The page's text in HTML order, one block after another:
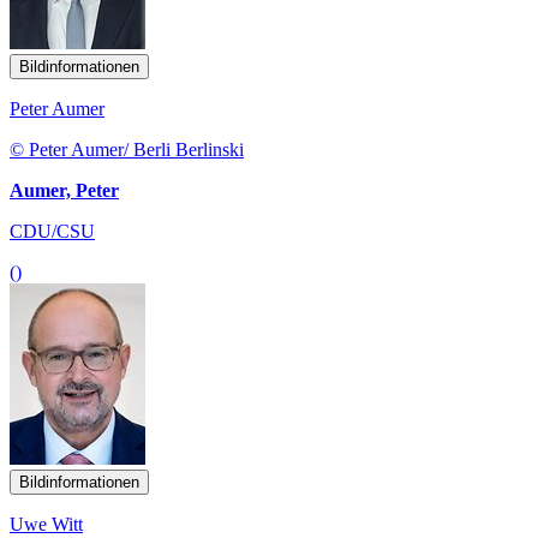
Bildinformationen
Peter Aumer
© Peter Aumer/ Berli Berlinski
Aumer, Peter
CDU/CSU
()
Bildinformationen
Uwe Witt